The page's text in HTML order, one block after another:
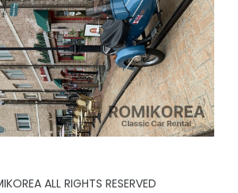
ALL RIGHTS RESERVED